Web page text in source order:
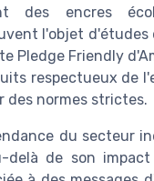
des encres
l'objet d'études
Pledge Friendly
respectueux de
des normes strictes.
du secteur
delà de son